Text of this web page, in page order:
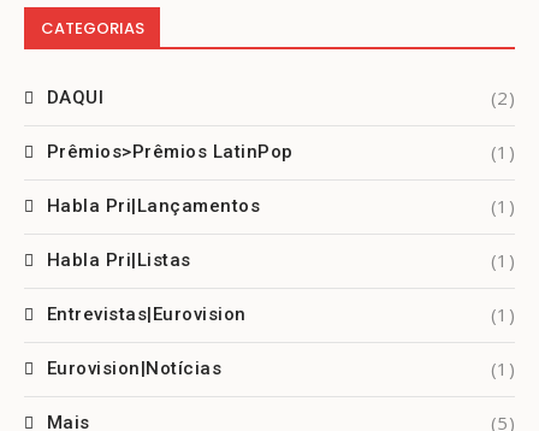
CATEGORIAS
DAQUI (2)
Prêmios>Prêmios LatinPop (1)
Habla Pri|Lançamentos (1)
Habla Pri|Listas (1)
Entrevistas|Eurovision (1)
Eurovision|Notícias (1)
Mais (5)